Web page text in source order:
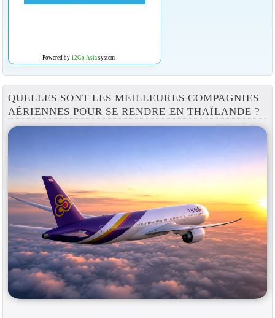
Powered by 12Go Asiasystem
QUELLES SONT LES MEILLEURES COMPAGNIES
AÉRIENNES POUR SE RENDRE EN THAÏLANDE ?